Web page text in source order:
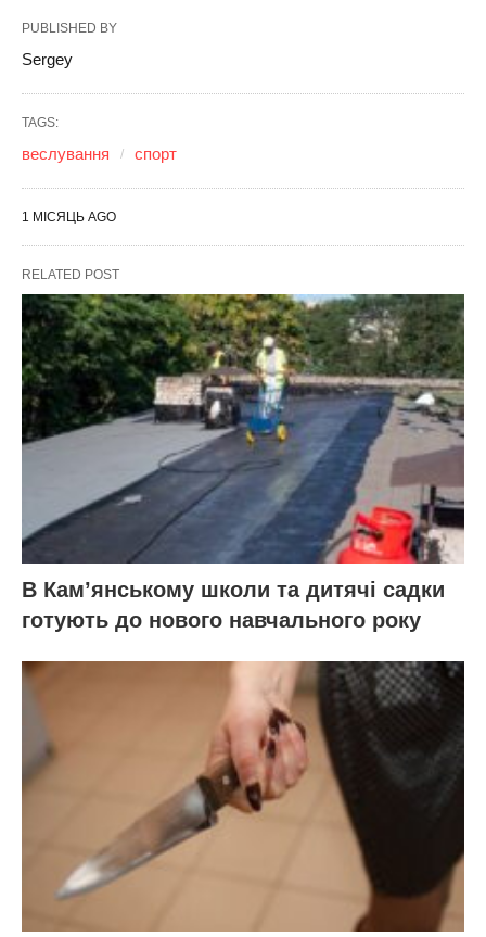
PUBLISHED BY
Sergey
TAGS:
веслування спорт
1 МІСЯЦЬ AGO
RELATED POST
В Кам’янському школи та дитячі садки
готують до нового навчального року